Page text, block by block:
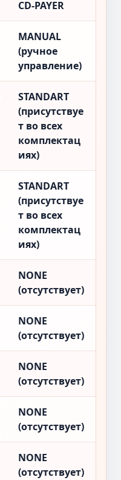
CD-PAYER
MANUAL
(ручное
управление)
STANDART
(присутствуе
т во всех
комплектац
иях)
STANDART
(присутствуе
т во всех
комплектац
иях)
NONE
(отсутствует)
NONE
(отсутствует)
NONE
(отсутствует)
NONE
(отсутствует)
NONE
(отсутствует)